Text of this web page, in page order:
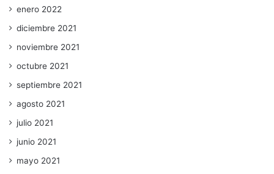
enero 2022
diciembre 2021
noviembre 2021
octubre 2021
septiembre 2021
agosto 2021
julio 2021
junio 2021
mayo 2021